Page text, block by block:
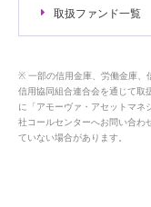
取扱ファンド一覧
一部の信用金庫、労働金庫、
信用協同組合連合会を通じて取
に「アモーヴァ・アセットマネ
社コールセンターへお問い合わ
ていない場合があります。